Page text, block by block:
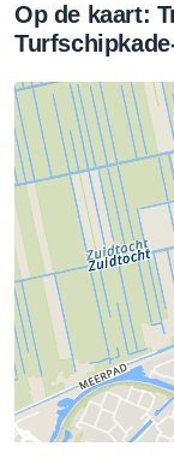
Op de kaart: